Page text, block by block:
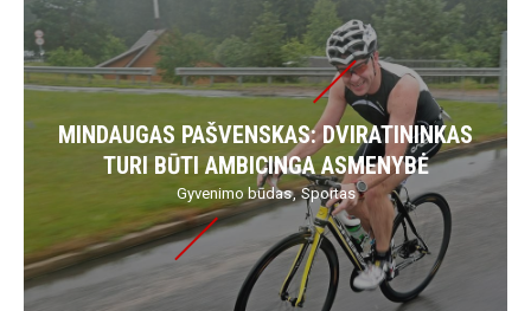
MINDAUGAS PAŠVENSKAS: DVIRATININKAS
TURI BŪTI AMBICINGA ASMENYBĖ
Gyvenimo būdas Sportas